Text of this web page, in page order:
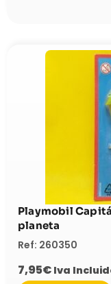
Playmobil
planeta
Ref: 260350
7,95€ Iva